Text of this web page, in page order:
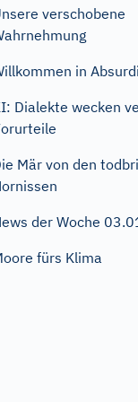
verschobene
in
Dialekte wecken
Mär von den
der Woche
fürs Klima